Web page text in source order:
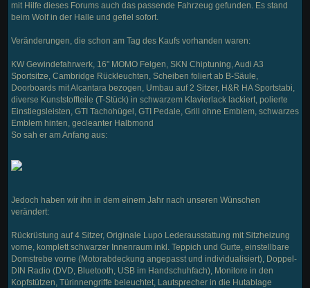
mit Hilfe dieses Forums auch das passende Fahrzeug gefunden. Es stand
beim Wolf in der Halle und gefiel sofort.
Veränderungen, die schon am Tag des Kaufs vorhanden waren:
KW Gewindefahrwerk, 16" MOMO Felgen, SKN Chiptuning, Audi A3
Sportsitze, Cambridge Rückleuchten, Scheiben foliert ab B-Säule,
Doorboards mit Alcantara bezogen, Umbau auf 2 Sitzer, H&R HA Sportstabi,
diverse Kunststoffteile (T-Stück) in schwarzem Klavierlack lackiert, polierte
Einstiegsleisten, GTI Tachohügel, GTI Pedale, Grill ohne Emblem, schwarzes
Emblem hinten, gecleanter Halbmond
So sah er am Anfang aus:
Jedoch haben wir ihn in dem einem Jahr nach unseren Wünschen
verändert:
Rückrüstung auf 4 Sitzer, Originale Lupo Lederausstattung mit Sitzheizung
vorne, komplett schwarzer Innenraum inkl. Teppich und Gurte, einstellbare
Domstrebe vorne (Motorabdeckung angepasst und individualisiert), Doppel-
DIN Radio (DVD, Bluetooth, USB im Handschuhfach), Monitore in den
Kopfstützen, Türinnengriffe beleuchtet, Lautsprecher in die Hutablage